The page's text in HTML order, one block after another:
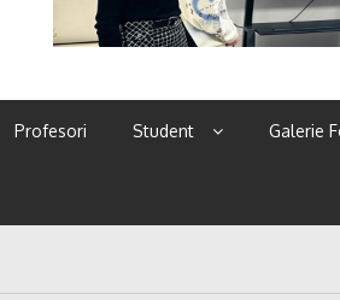
Profesori Student Galerie